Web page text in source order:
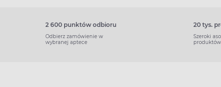
2 600 punktów odbioru
Odbierz zamówienie w
wybranej aptece
20 tys.
Szeroki
produktów